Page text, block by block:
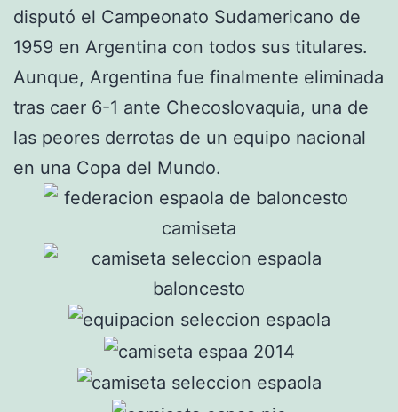
disputó el Campeonato Sudamericano de
1959 en Argentina con todos sus titulares.
Aunque, Argentina fue finalmente eliminada
tras caer 6-1 ante Checoslovaquia, una de
las peores derrotas de un equipo nacional
en una Copa del Mundo.